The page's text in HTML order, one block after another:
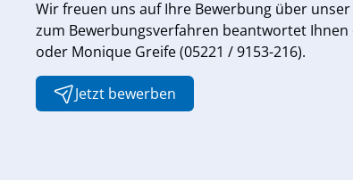
Wir freuen uns auf Ihre Bewerbung über
zum Bewerbungsverfahren beantwortet Ihnen
oder Monique Greife (05221 / 9153-216).
Jetzt bewerben